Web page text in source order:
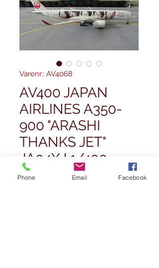
Varenr.: AV4068
AV400 JAPAN
AIRLINES A350-
900 "ARASHI
THANKS JET"
JA04XJ 1/400
49,99 £Pris
Phone Email Facebook